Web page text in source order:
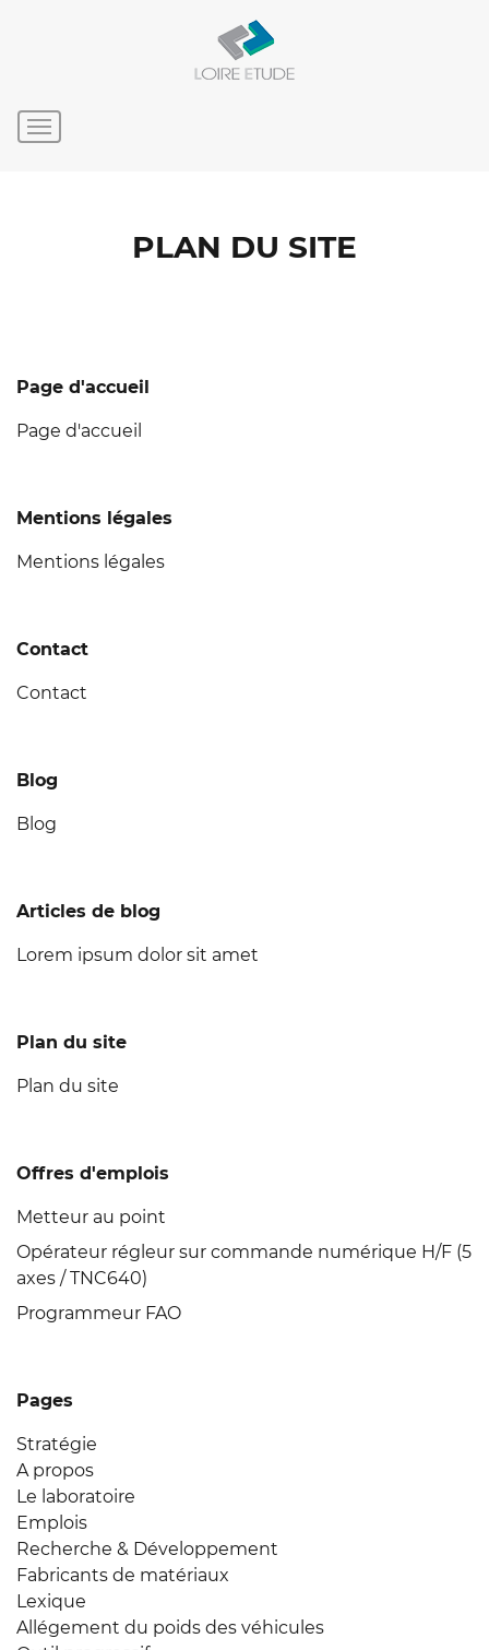
PLAN DU SITE
Page d'accueil
Page d'accueil
Mentions légales
Mentions légales
Contact
Contact
Blog
Blog
Articles de blog
Lorem ipsum dolor sit amet
Plan du site
Plan du site
Offres d'emplois
Metteur au point
Opérateur régleur sur commande numérique H/F (5
axes / TNC640)
Programmeur FAO
Pages
Stratégie
A propos
Le laboratoire
Emplois
Recherche & Développement
Fabricants de matériaux
Lexique
Allégement du poids des véhicules